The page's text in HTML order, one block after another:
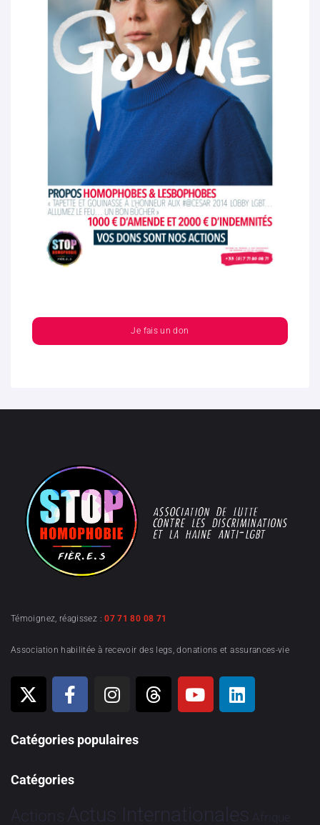
Je fais un don
Témoignez, réagissez :07 71 80 08 71
Association habilitée à recevoir des legs, donations et assurances-vie
Catégories populaires
Catégories
Actions Actus Internationales Afrique